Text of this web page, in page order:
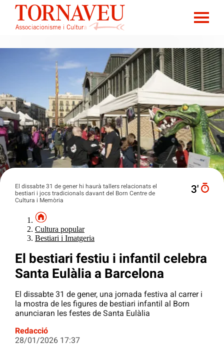
El dissabte 31 de gener hi haurà tallers relacionats el
bestiari i jocs tradicionals davant del Born Centre de
Cultura i Memòria
3′
Cultura popular
Bestiari i Imatgeria
El bestiari festiu i infantil celebra
Santa Eulàlia a Barcelona
El dissabte 31 de gener, una jornada festiva al carrer i
la mostra de les figures de bestiari infantil al Born
anunciaran les festes de Santa Eulàlia
Redacció
28/01/2026 17:37